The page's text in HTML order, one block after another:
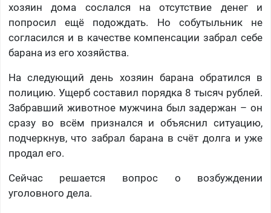
хозяин дома сослался на отсутствие денег и
попросил ещё подождать. Но собутыльник не
согласился и в качестве компенсации забрал себе
барана из его хозяйства.
На следующий день хозяин барана обратился в
полицию. Ущерб составил порядка 8 тысяч рублей.
Забравший животное мужчина был задержан – он
сразу во всём признался и объяснил ситуацию,
подчеркнув, что забрал барана в счёт долга и уже
продал его.
Сейчас решается вопрос о возбуждении
уголовного дела.